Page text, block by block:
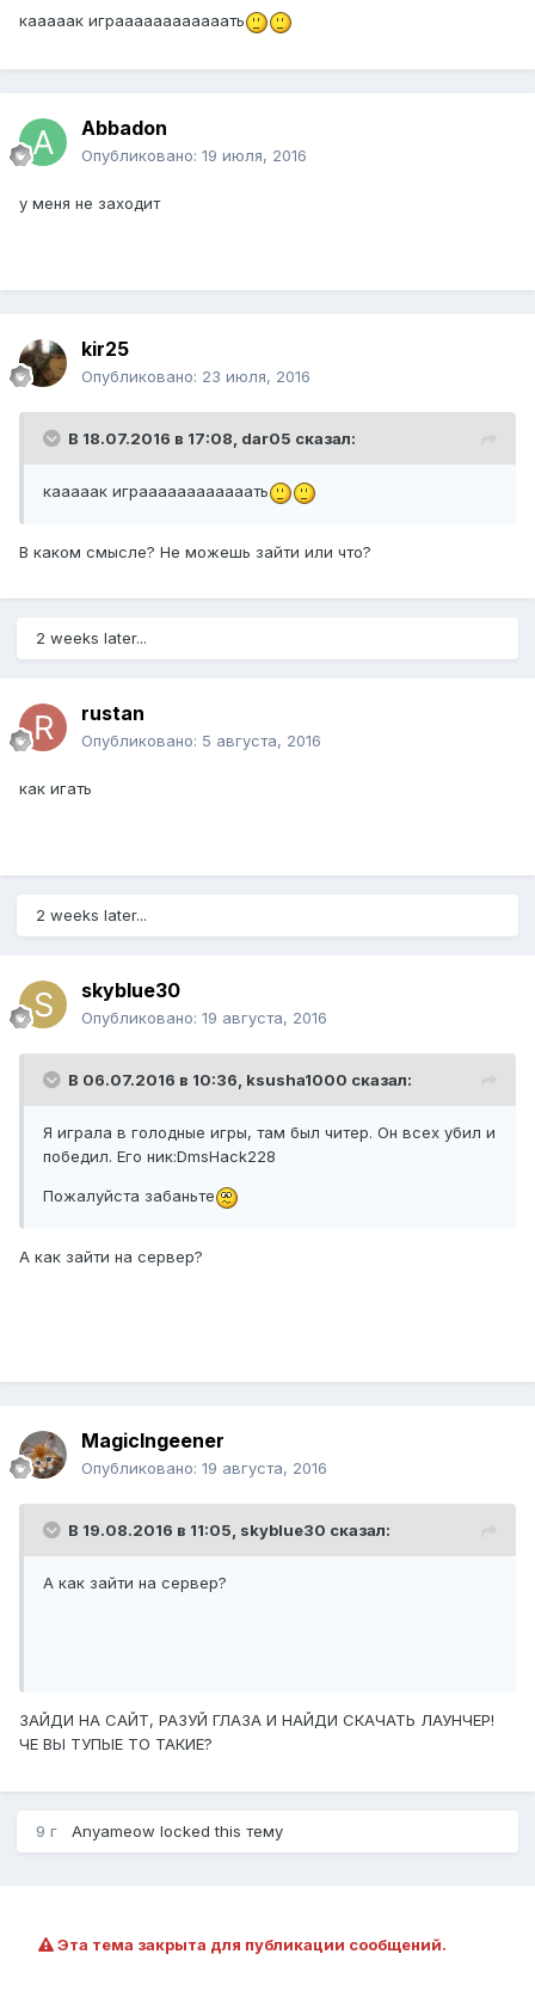
кааааак играааааааааааать
Abbadon
Опубликовано: 19 июля, 2016
у меня не заходит
kir25
Опубликовано: 23 июля, 2016
В 18.07.2016 в 17:08, dar05 сказал:
кааааак играааааааааааать
В каком смысле? Не можешь зайти или что?
2 weeks later...
rustan
Опубликовано: 5 августа, 2016
как игать
2 weeks later...
skyblue30
Опубликовано: 19 августа, 2016
В 06.07.2016 в 10:36, ksusha1000 сказал:
Я играла в голодные игры, там был читер. Он всех убил и
победил. Его ник:DmsHack228
Пожалуйста забаньте
А как зайти на сервер?
MagicIngeener
Опубликовано: 19 августа, 2016
В 19.08.2016 в 11:05, skyblue30 сказал:
А как зайти на сервер?
ЗАЙДИ НА САЙТ, РАЗУЙ ГЛАЗА И НАЙДИ СКАЧАТЬ ЛАУНЧЕР!
ЧЕ ВЫ ТУПЫЕ ТО ТАКИЕ?
9 г Anyameow locked this тему
Эта тема закрыта для публикации сообщений.